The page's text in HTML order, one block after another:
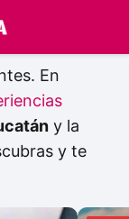
En
y la
y te